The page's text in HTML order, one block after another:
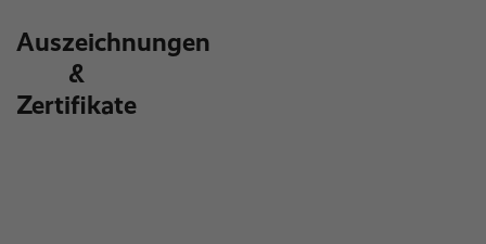
Auszeichnungen
&
Zertifikate